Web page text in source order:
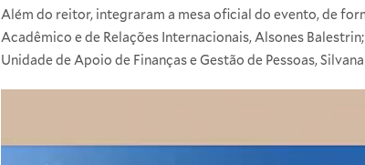
Além do reitor, integraram a mesa oficial do evento, de
Acadêmico e de Relações Internacionais, Alsones
Unidade de Apoio de Finanças e Gestão de Pessoas,